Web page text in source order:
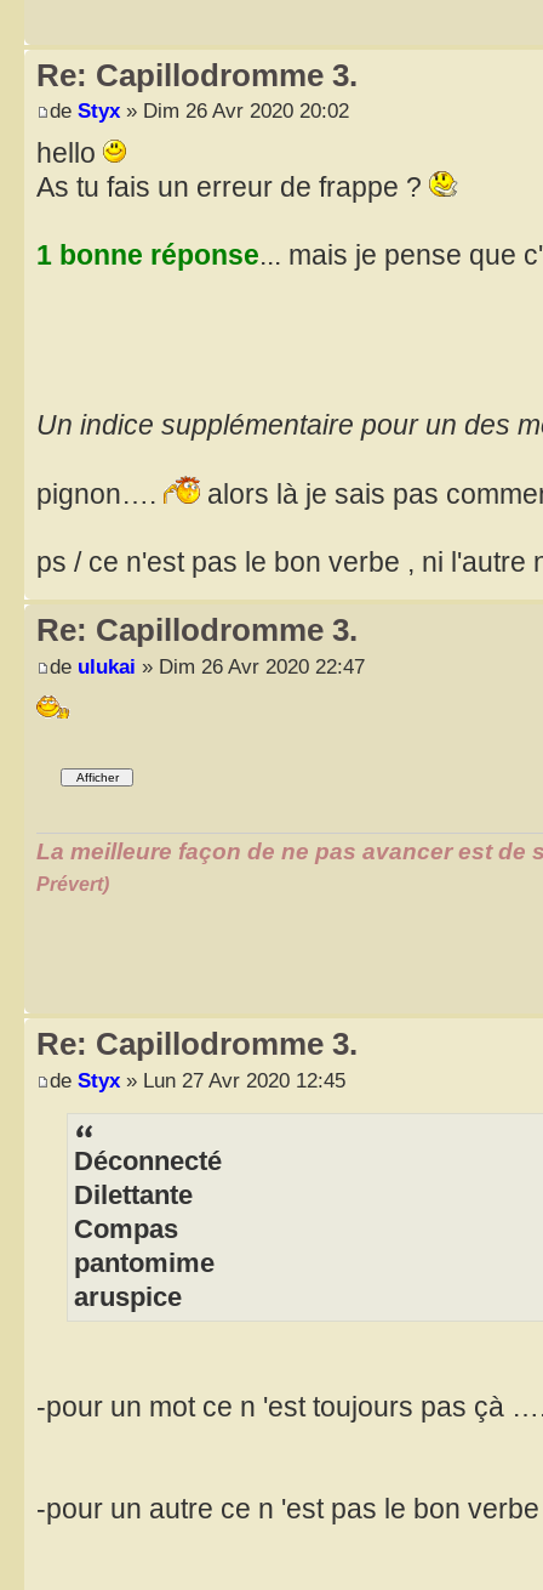
Re: Capillodromme 3.
de Styx » Dim 26 Avr 2020 20:02
hello
As tu fais un erreur de frappe ?
1 bonne réponse... mais je pense que
Un indice supplémentaire pour un des
pignon…. alors là je sais pas
ps / ce n'est pas le bon verbe , ni
Re: Capillodromme 3.
de ulukai » Dim 26 Avr 2020 22:47
La meilleure façon de ne pas avancer est de
Prévert)
Re: Capillodromme 3.
de Styx » Lun 27 Avr 2020 12:45
Déconnecté
Dilettante
Compas
pantomime
aruspice
-pour un mot ce n 'est toujours pas çà
-pour un autre ce n 'est pas le bon